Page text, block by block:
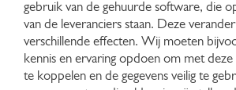
gebruik van de gehuurde software, die
van de leveranciers staan. Deze
verschillende effecten. Wij moeten
kennis en ervaring opdoen om met
te koppelen en de gegevens veilig te